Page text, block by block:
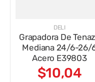
DELI
Grapadora De
Mediana 24/6-26/
Acero E39803
$10,04